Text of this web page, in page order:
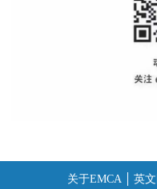
关于EMCA 英